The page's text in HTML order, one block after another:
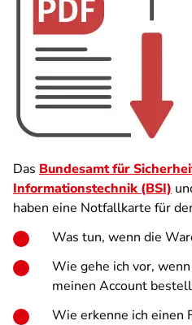
Das Bundesamt für
Informationstechnik (BSI)
haben eine Notfallkarte für
Was tun, wenn die
Wie gehe ich vor,
meinen Account
Wie erkenne ich einen